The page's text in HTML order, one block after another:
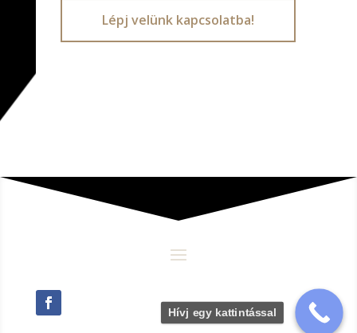
Lépj velünk kapcsolatba!
Hívj egy kattintással